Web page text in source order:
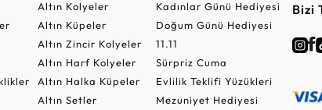
Altın Kolyeler
Altın Küpeler
Altın Zincir Kolyeler
Altın Harf Kolyeler
Altın Halka Küpeler
Altın Setler
Kadınlar Günü Hediyesi
Doğum Günü Hediyesi
11.11
Sürpriz Cuma
Evlilik Teklifi Yüzükleri
Mezuniyet Hediyesi
Bizi